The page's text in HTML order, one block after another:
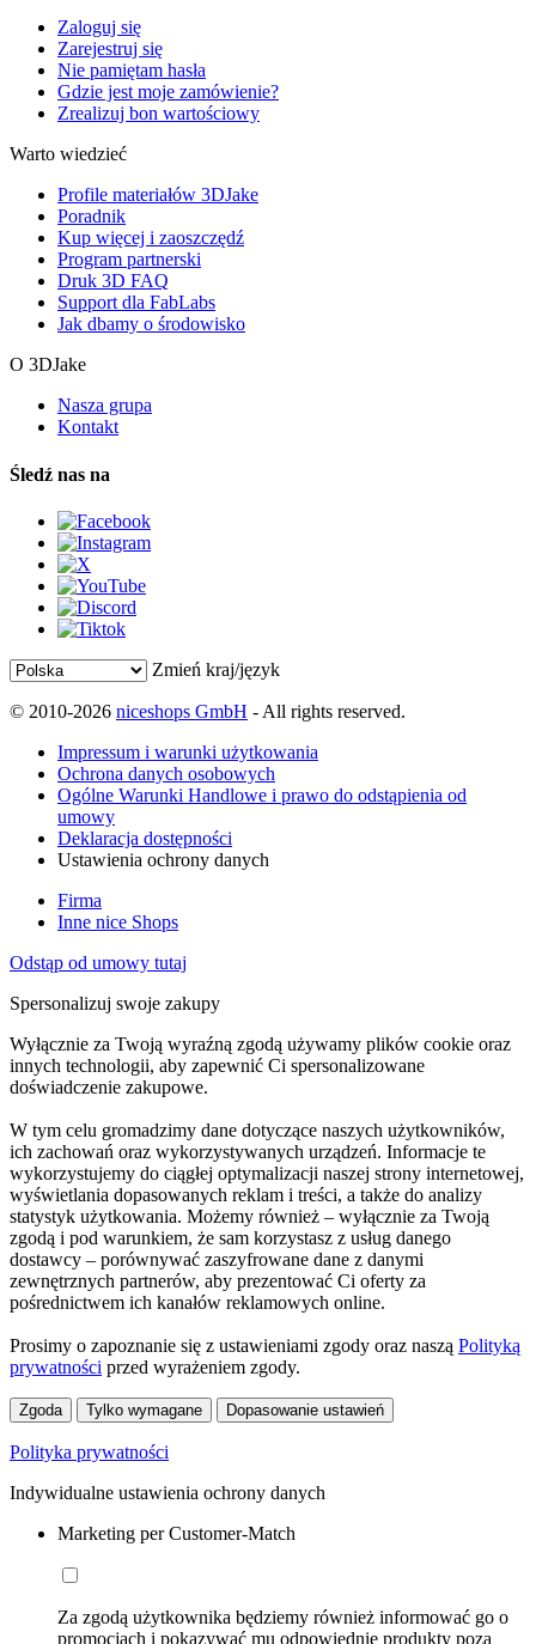
Zaloguj się
Zarejestruj się
Nie pamiętam hasła
Gdzie jest moje zamówienie?
Zrealizuj bon wartościowy
Warto wiedzieć
Profile materiałów 3DJake
Poradnik
Kup więcej i zaoszczędź
Program partnerski
Druk 3D FAQ
Support dla FabLabs
Jak dbamy o środowisko
O 3DJake
Nasza grupa
Kontakt
Śledź nas na
Zmień kraj/język
© 2010-2026 niceshops GmbH - All rights reserved.
Impressum i warunki użytkowania
Ochrona danych osobowych
Ogólne Warunki Handlowe i prawo do odstąpienia od
umowy
Deklaracja dostępności
Ustawienia ochrony danych
Firma
Inne nice Shops
Odstąp od umowy tutaj
Spersonalizuj swoje zakupy
Wyłącznie za Twoją wyraźną zgodą używamy plików cookie oraz
innych technologii, aby zapewnić Ci spersonalizowane
doświadczenie zakupowe.
W tym celu gromadzimy dane dotyczące naszych użytkowników,
ich zachowań oraz wykorzystywanych urządzeń. Informacje te
wykorzystujemy do ciągłej optymalizacji naszej strony internetowej,
wyświetlania dopasowanych reklam i treści, a także do analizy
statystyk użytkowania. Możemy również – wyłącznie za Twoją
zgodą i pod warunkiem, że sam korzystasz z usług danego
dostawcy – porównywać zaszyfrowane dane z danymi
zewnętrznych partnerów, aby prezentować Ci oferty za
pośrednictwem ich kanałów reklamowych online.
Prosimy o zapoznanie się z ustawieniami zgody oraz naszą Polityką
prywatności przed wyrażeniem zgody.
Zgoda Tylko wymagane Dopasowanie ustawień
Polityka prywatności
Indywidualne ustawienia ochrony danych
Marketing per Customer-Match
Za zgodą użytkownika będziemy również informować go o
promocjach i pokazywać mu odpowiednie produkty poza